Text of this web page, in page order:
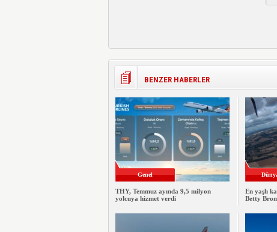
BENZER HABERLER
Genel
THY, Temmuz ayında 9,5 milyon
yolcuya hizmet verdi
En yaşlı
Betty